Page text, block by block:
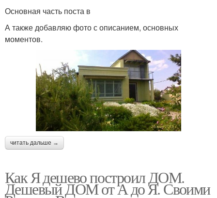
Основная часть поста в
А также добавляю фото с описанием, основных
моментов.
читать дальше →
Как Я дешево построил ДОМ.
Дешевый ДОМ от А до Я. Своими